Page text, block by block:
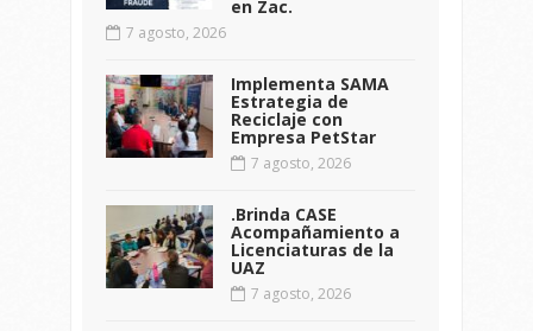
en Zac.
7 agosto, 2026
Implementa SAMA
Estrategia de
Reciclaje con
Empresa PetStar
7 agosto, 2026
.Brinda CASE
Acompañamiento a
Licenciaturas de la
UAZ
7 agosto, 2026